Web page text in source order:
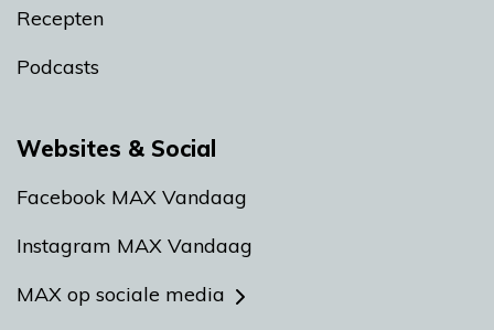
Recepten
Podcasts
Websites & Social
Facebook MAX Vandaag
Instagram MAX Vandaag
MAX op sociale media